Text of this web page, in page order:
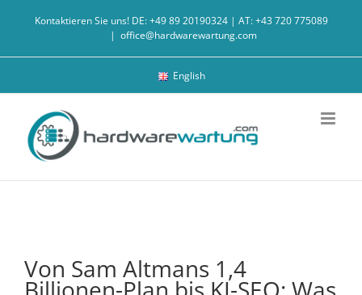
Kontaktieren Sie uns! DE: +49 89 20190324 | AT: +43 720 775089
| office@hardwarewartung.com
English
Von Sam Altmans 1,4